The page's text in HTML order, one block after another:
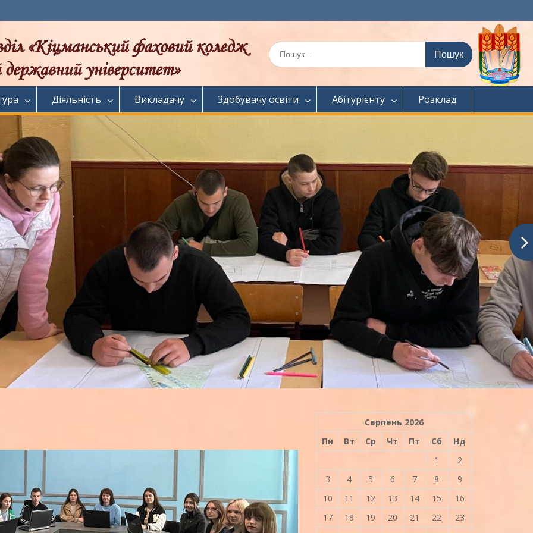
Шукати:
Діяльність Викладачу Здобувачу освіти Абітурієнту Розклад
Серпень 2026
Пн
Вт Ср Чт Пт Сб
Нд
1
2
3
4 5 6 7 8
9
10
11 12 13 14 15
16
17
18 19 20 21 22
23